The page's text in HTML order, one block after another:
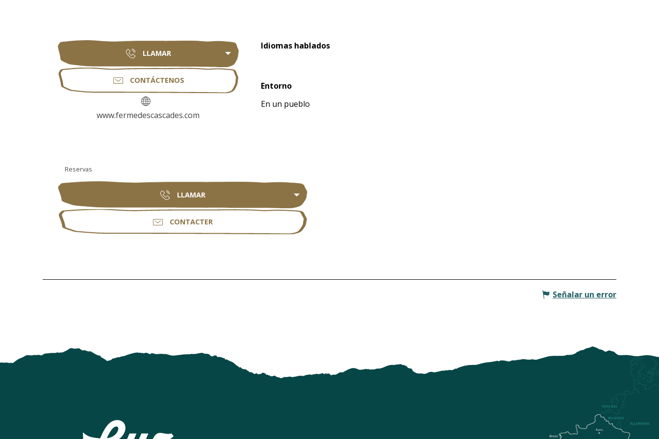
LLAMAR
CONTÁCTENOS
www.fermedescascades.com
Idiomas hablados
Idiomas hablados
Entorno
Entorno
En un pueblo
Reservas
LLAMAR
CONTACTER
Señalar un error